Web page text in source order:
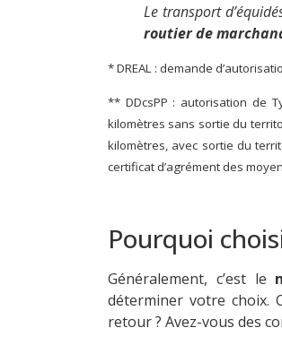
Le transport
routier de
* DREAL : demande
** DDcsPP : autorisation de
kilomètres sans sortie du
kilomètres, avec sortie du
certificat d’agrément des
Pourquoi
Généralement, c’est le
déterminer votre choix.
retour ? Avez-vous des